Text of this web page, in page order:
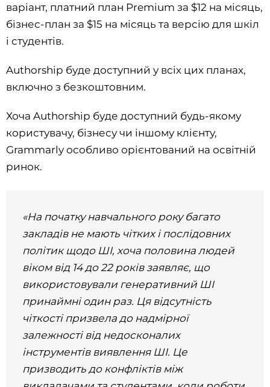
варіант, платний план Premium за $12 на місяць,
бізнес-план за $15 на місяць та версію для шкіл
і студентів.
Authorship буде доступний у всіх цих планах,
включно з безкоштовним.
Хоча Authorship буде доступний будь-якому
користувачу, бізнесу чи іншому клієнту,
Grammarly особливо орієнтований на освітній
ринок.
«На початку навчального року багато
закладів не мають чітких і послідовних
політик щодо ШІ, хоча половина людей
віком від 14 до 22 років заявляє, що
використовували генеративний ШІ
принаймні один раз. Ця відсутність
чіткості призвела до надмірної
залежності від недосконалих
інструментів виявлення ШІ. Це
призводить до конфліктів між